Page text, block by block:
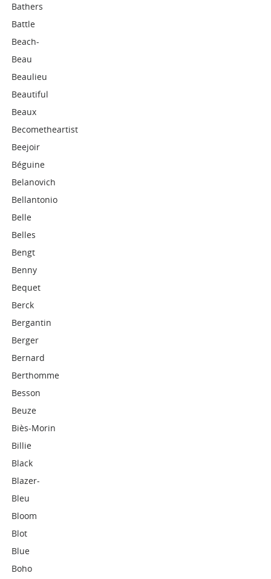
Bathers
Battle
Beach-
Beau
Beaulieu
Beautiful
Beaux
Becometheartist
Beejoir
Béguine
Belanovich
Bellantonio
Belle
Belles
Bengt
Benny
Bequet
Berck
Bergantin
Berger
Bernard
Berthomme
Besson
Beuze
Biès-Morin
Billie
Black
Blazer-
Bleu
Bloom
Blot
Blue
Boho